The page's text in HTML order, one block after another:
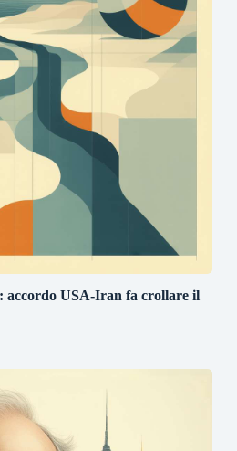
accordo USA-Iran fa crollare il